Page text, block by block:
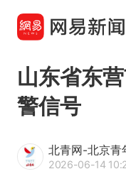
山东省东
警信号
北青网-北京青
2026-06-14